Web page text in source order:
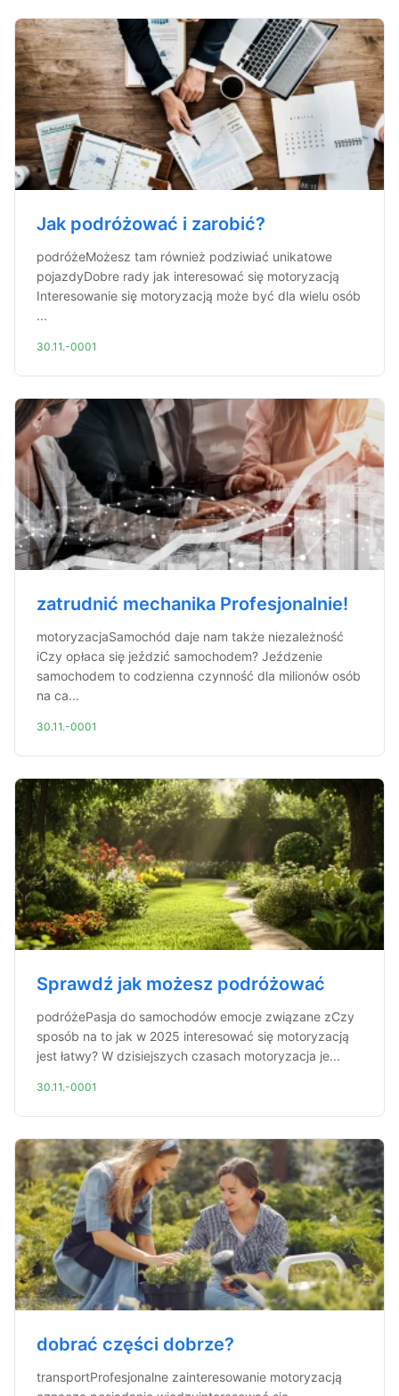
Jak podróżować i zarobić?
podróżeMożesz tam również podziwiać unikatowe
pojazdyDobre rady jak interesować się motoryzacją
Interesowanie się motoryzacją może być dla wielu osób
...
30.11.-0001
zatrudnić mechanika Profesjonalnie!
motoryzacjaSamochód daje nam także niezależność
iCzy opłaca się jeździć samochodem? Jeźdzenie
samochodem to codzienna czynność dla milionów osób
na ca...
30.11.-0001
Sprawdź jak możesz podróżować
podróżePasja do samochodów emocje związane zCzy
sposób na to jak w 2025 interesować się motoryzacją
jest łatwy? W dzisiejszych czasach motoryzacja je...
30.11.-0001
dobrać części dobrze?
transportProfesjonalne zainteresowanie motoryzacją